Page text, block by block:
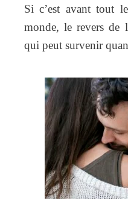
Si c’est avant tout
monde, le revers de
qui peut survenir